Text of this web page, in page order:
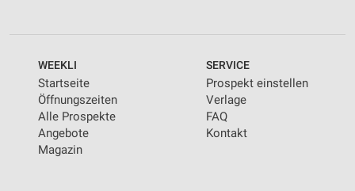
WEEKLI
Startseite
Öffnungszeiten
Alle Prospekte
Angebote
Magazin
SERVICE
Prospekt einstellen
Verlage
FAQ
Kontakt